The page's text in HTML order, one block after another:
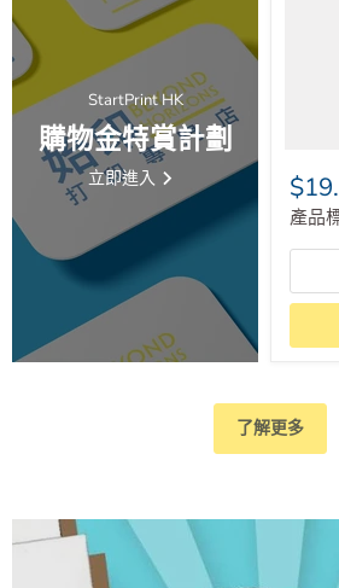
StartPrint HK
購物金特賞計劃
立即進入
產品
了解更多